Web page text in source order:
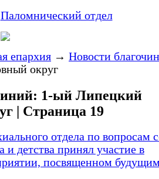
Паломнический отдел
епархия → Новости
округ
1-ый Липецкий
| Страница 19
отдела по вопросам
и детства принял участие в
посвященном